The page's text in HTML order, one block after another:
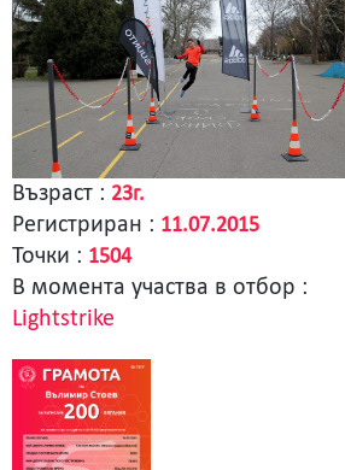
Възраст : 23г.
Регистриран : 11.07.2015
Точки : 1504
В момента участва в отбор :
Lightstrike